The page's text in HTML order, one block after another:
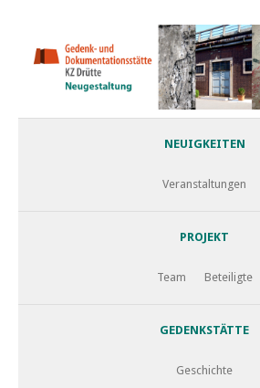
NEUIGKEITEN
Veranstaltungen
PROJEKT
Team Beteiligte
GEDENKSTÄTTE
Geschichte